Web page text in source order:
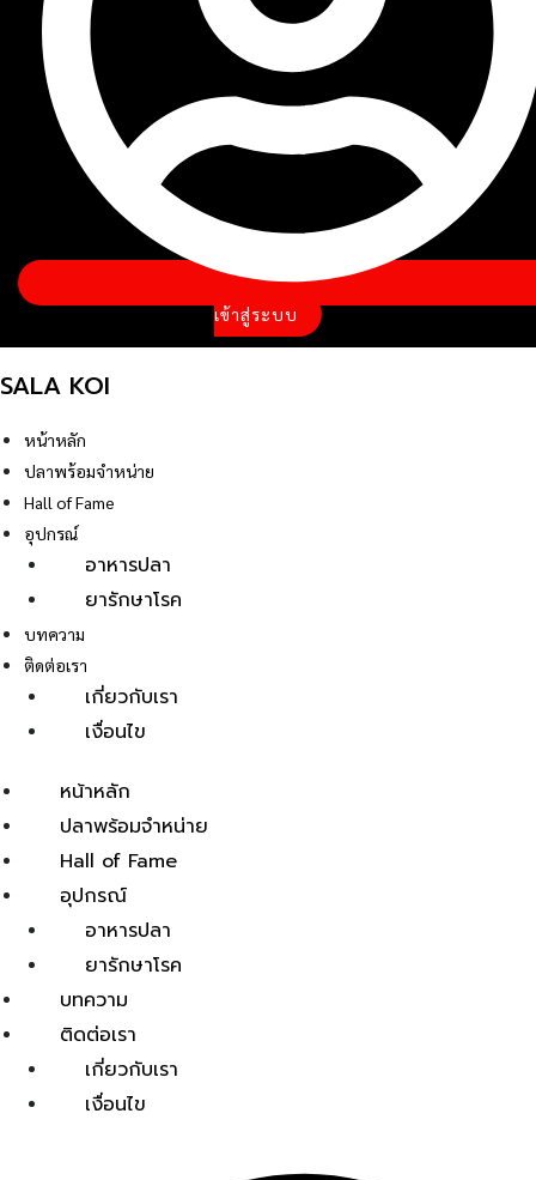
เข้าสู่ระบบ
SALA KOI
หน้าหลัก
ปลาพร้อมจำหน่าย
Hall of Fame
อุปกรณ์
อาหารปลา
ยารักษาโรค
บทความ
ติดต่อเรา
เกี่ยวกับเรา
เงื่อนไข
หน้าหลัก
ปลาพร้อมจำหน่าย
Hall of Fame
อุปกรณ์
อาหารปลา
ยารักษาโรค
บทความ
ติดต่อเรา
เกี่ยวกับเรา
เงื่อนไข